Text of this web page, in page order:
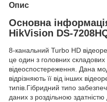
Опис
Основна
HikVision DS-
8-канальний Turbo HD
це один з головних
відеоспостереження. Дана
відрізняють її від інших
типів.Гібридний типо
даних з роздільною